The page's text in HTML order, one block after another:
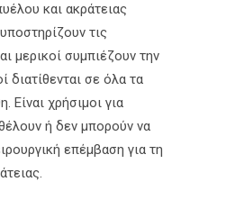
και ακράτειας
τις
μερικοί συμπιέζουν την
διατίθενται σε όλα τα
Είναι χρήσιμοι για
ή δεν μπορούν να
επέμβαση για τη